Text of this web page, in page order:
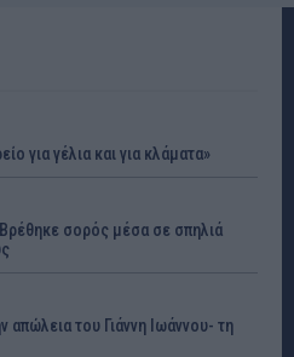
για γέλια και για κλάματα»
σορός μέσα σε σπηλιά
απώλεια του Γιάννη Ιωάννου- τη